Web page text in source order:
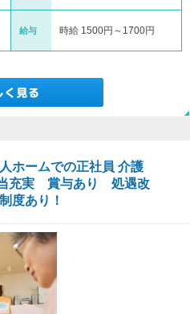
給与 時給 1500円～1700円
ホームでの正社員 介護
当充実 賞与あり 処遇改
度あり！